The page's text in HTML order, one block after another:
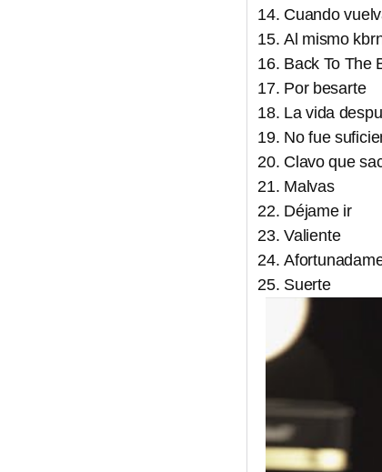
Cuando
Al mismo
Back To The
Por besarte
La vida
No fue
Clavo que
Malvas
Déjame ir
Valiente
Suerte